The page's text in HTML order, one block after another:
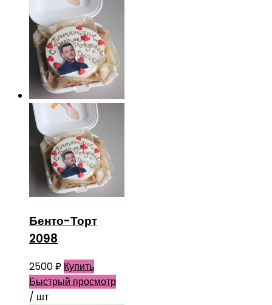
Бенто-Торт
2098
2500₽ Купить
Быстрый просмотр
/ шт